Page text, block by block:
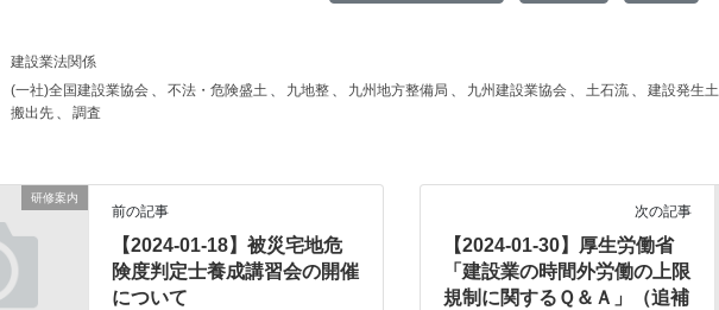
建設業法関係
(一社)全国建設業協会 、 不法・危険盛土 、 九地整 、 九州地方整備局 、 九州建設業協会 、 土石流 、 建設発生土
搬出先 、 調査
研修案内
前の記事
【2024-01-18】被災宅地危
険度判定士養成講習会の開催
について
次の記事
【2024-01-30】厚生労働省
「建設業の時間外労働の上限
規制に関するＱ＆Ａ」（追補